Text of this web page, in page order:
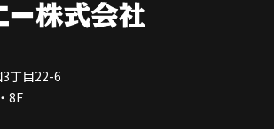
せ
丁目22-6
8F